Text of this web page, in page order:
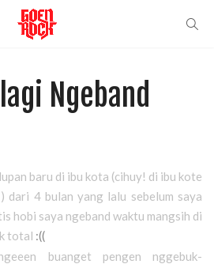
Ngeband
baru di ibu kota (cihuy! di ibu kote
) dari 4 bulan yang lalu sebelum saya
hobi saya ngeband waktu mangsih di
total :((
buanget pengen nggebuk-